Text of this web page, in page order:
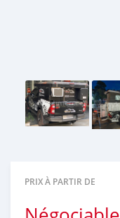
PRIX À PARTIR DE